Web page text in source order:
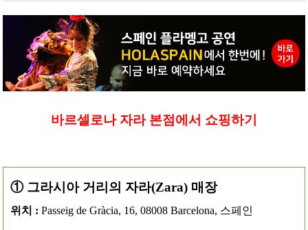
바르셀로나 자라 본점에서 쇼핑하기
① 그라시아 거리의 자라(Zara) 매장
위치 : Passeig de Gràcia, 16, 08008 Barcelona, 스페인